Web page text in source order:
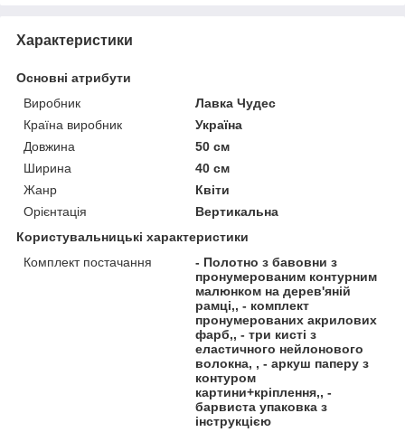
Характеристики
Основні атрибути
Виробник
Лавка Чудес
Країна виробник
Україна
Довжина
50 см
Ширина
40 см
Жанр
Квіти
Орієнтація
Вертикальна
Користувальницькі характеристики
Комплект постачання
- Полотно з бавовни з
пронумерованим контурним
малюнком на дерев'яній
рамці,, - комплект
пронумерованих акрилових
фарб,, - три кисті з
еластичного нейлонового
волокна, , - аркуш паперу з
контуром
картини+кріплення,, -
барвиста упаковка з
інструкцією